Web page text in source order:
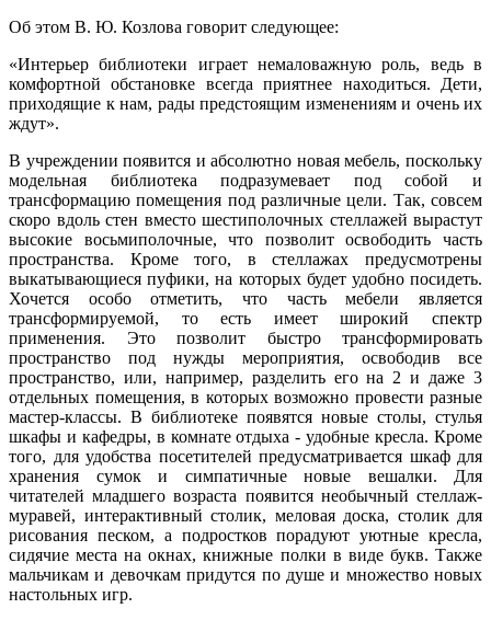
Об этом В. Ю. Козлова говорит следующее:
«Интерьер библиотеки играет немаловажную роль, ведь в
комфортной обстановке всегда приятнее находиться. Дети,
приходящие к нам, рады предстоящим изменениям и очень их
ждут».
В учреждении появится и абсолютно новая мебель, поскольку
модельная библиотека подразумевает под собой и
трансформацию помещения под различные цели. Так, совсем
скоро вдоль стен вместо шестиполочных стеллажей вырастут
высокие восьмиполочные, что позволит освободить часть
пространства. Кроме того, в стеллажах предусмотрены
выкатывающиеся пуфики, на которых будет удобно посидеть.
Хочется особо отметить, что часть мебели является
трансформируемой, то есть имеет широкий спектр
применения. Это позволит быстро трансформировать
пространство под нужды мероприятия, освободив все
пространство, или, например, разделить его на 2 и даже 3
отдельных помещения, в которых возможно провести разные
мастер-классы. В библиотеке появятся новые столы, стулья
шкафы и кафедры, в комнате отдыха - удобные кресла. Кроме
того, для удобства посетителей предусматривается шкаф для
хранения сумок и симпатичные новые вешалки. Для
читателей младшего возраста появится необычный стеллаж-
муравей, интерактивный столик, меловая доска, столик для
рисования песком, а подростков порадуют уютные кресла,
сидячие места на окнах, книжные полки в виде букв. Также
мальчикам и девочкам придутся по душе и множество новых
настольных игр.